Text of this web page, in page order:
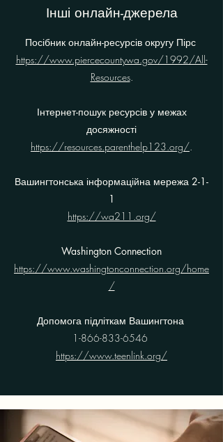
Інші онлайн-джерела
Посібник онлайн-ресурсів округу Пірс
https://www.piercecountywa.gov/1992/All-
Resources.
Інтернет-пошук ресурсів у межах
досяжності
https://resources.parenthelp123.org/.
Вашингтонська інформаційна мережа 2-1-
1
https://wa211.org/
Washington Connection
https://www.washingtonconnection.org/home
/
Допомога підліткам Вашингтона
1 -866-833-6546
https://www.teenlink.org/